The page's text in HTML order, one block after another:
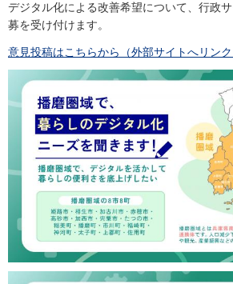
デジタル化による改善希望について、行政
募を受け付けます。
意見投稿はこちらから（外部サイトへリンク